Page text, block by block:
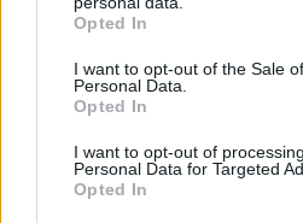
grant or deny consent to Google
use your data for below specified
consent section.
Opted In
I want to opt-out of the Sale
Personal Data.
Opted In
I want to opt-out of
Personal Data for Targeted
Opted In
βοηθό AI που αλλάζει τον τρόπο
03.08.2026, 10:56
29.07.2026, 09:39